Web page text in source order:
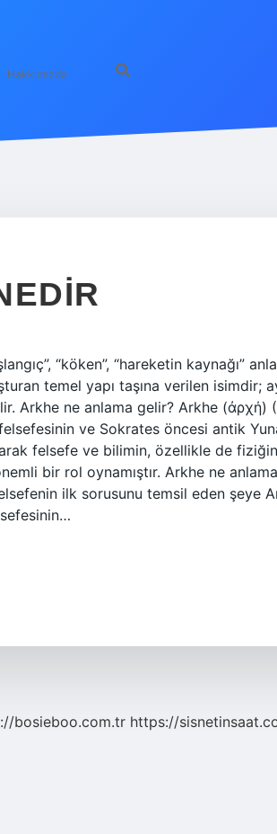
Hakkımızda
“köken”, “hareketin kaynağı”
temel yapı taşına verilen isimdir;
Arkhe ne anlama gelir? Arkhe (ἀρχή)
felsefesinin ve Sokrates öncesi antik
felsefe ve bilimin, özellikle de
bir rol oynamıştır. Arkhe ne
ilk sorusunu temsil eden şeye
bosieboo.com.tr https://